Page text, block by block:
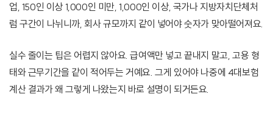
업, 150인 이상 1,000인 미만, 1,000인 이상, 국가나 지방자치단체처
럼 구간이 나뉘니까, 회사 규모까지 같이 넣어야 숫자가 맞아떨어져요.
실수 줄이는 팁은 어렵지 않아요. 급여액만 넣고 끝내지 말고, 고용 형
태와 근무기간을 같이 적어두는 거예요. 그게 있어야 나중에 4대보험
계산 결과가 왜 그렇게 나왔는지 바로 설명이 되거든요.